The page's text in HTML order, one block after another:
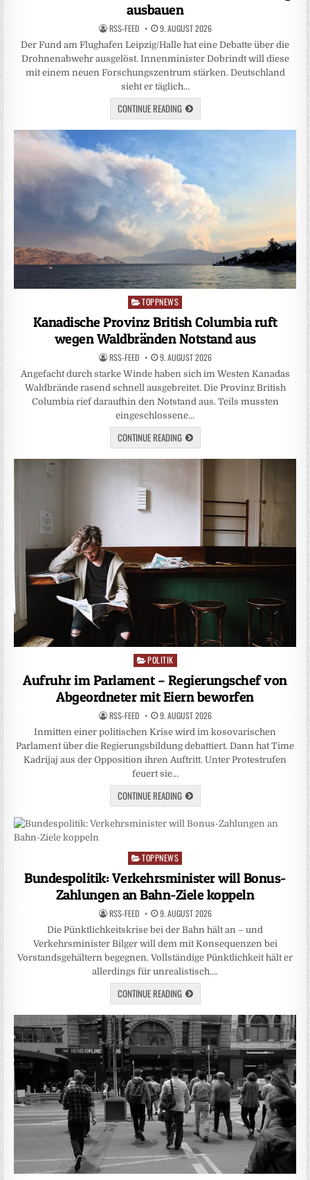
ausbauen
RSS-FEED 9. AUGUST 2026
Der Fund am Flughafen Leipzig/Halle hat eine Debatte über die
Drohnenabwehr ausgelöst. Innenminister Dobrindt will diese
mit einem neuen Forschungszentrum stärken. Deutschland
sieht er täglich…
CONTINUE READING
Posted
in
TOPPNEWS
Kanadische Provinz British Columbia ruft
wegen Waldbränden Notstand aus
RSS-FEED 9. AUGUST 2026
Angefacht durch starke Winde haben sich im Westen Kanadas
Waldbrände rasend schnell ausgebreitet. Die Provinz British
Columbia rief daraufhin den Notstand aus. Teils mussten
eingeschlossene…
CONTINUE READING
Posted
POLITIK
Aufruhr im Parlament – Regierungschef von
Abgeordneter mit Eiern beworfen
RSS-FEED 9. AUGUST 2026
Inmitten einer politischen Krise wird im kosovarischen
Parlament über die Regierungsbildung debattiert. Dann hat Time
Kadrijaj aus der Opposition ihren Auftritt. Unter Protestrufen
feuert sie…
CONTINUE READING
Posted
in
TOPPNEWS
Bundespolitik: Verkehrsminister will Bonus-
Zahlungen an Bahn-Ziele koppeln
RSS-FEED 9. AUGUST 2026
Die Pünktlichkeitskrise bei der Bahn hält an – und
Verkehrsminister Bilger will dem mit Konsequenzen bei
Vorstandsgehältern begegnen. Vollständige Pünktlichkeit hält er
allerdings für unrealistisch….
CONTINUE READING